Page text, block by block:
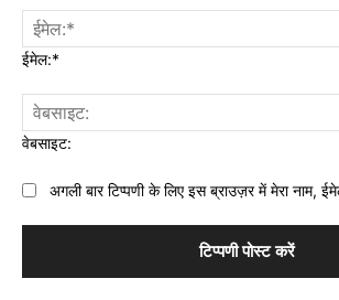
ईमेल:*
वेबसाइट:
अगली बार टिप्पणी के लिए इस ब्राउज़र में मेरा नाम,